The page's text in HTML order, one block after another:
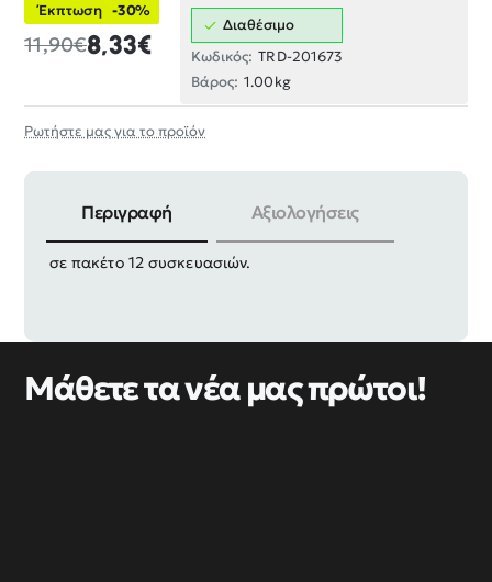
Έκπτωση -30%
8,33€
11,90€
Διαθέσιμο
Κωδικός: TRD-201673
Βάρος: 1.00kg
Ρωτήστε μας για το προϊόν
Περιγραφή Αξιολογήσεις
Γάντζοι βιδωτοί πολύχρωμοι με πλαστικό περίβλημα,
σε πακέτο 12 συσκευασιών.
Μάθετε τα νέα μας πρώτοι!